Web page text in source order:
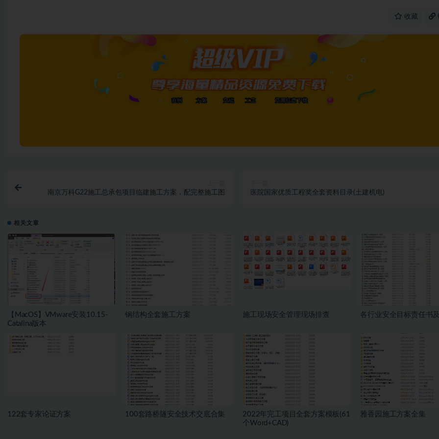
收藏
南京万科G22施工总承包项目临建施工方案，配完整施工图 医院国家优质工程奖全套资料目录(土建机电)
相关文章
【MacOS】VMware安装10.15-
Catalina版本
钢结构全套施工方案 施工现场安全管理现场排查 各行业安全目标责任书
122套专家论证方案 100套路桥隧安全技术交底合集
2022年完工项目全套方案模板(61
个Word+CAD)
雅香园施工方案全集